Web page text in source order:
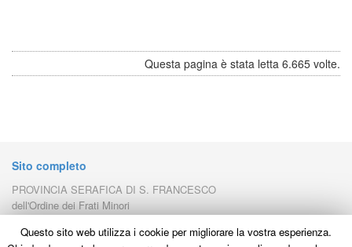
Questa pagina è stata letta 6.665 volte.
Sito completo
PROVINCIA SERAFICA DI S. FRANCESCO
dell'Ordine dei Frati Minori
06081 - ASSISI (Pg) - Italy - C.F. e P.Iva 00160170544
Questo sito web utilizza i cookie per migliorare la vostra esperienza.